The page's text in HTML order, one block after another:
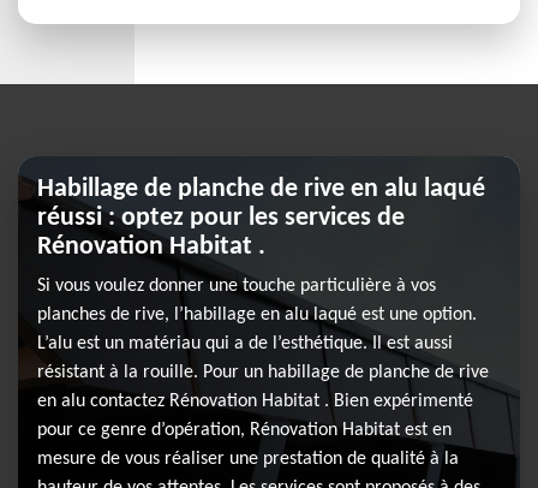
Habillage de planche de rive en alu laqué
réussi : optez pour les services de
Rénovation Habitat .
Si vous voulez donner une touche particulière à vos
planches de rive, l’habillage en alu laqué est une option.
L’alu est un matériau qui a de l’esthétique. Il est aussi
résistant à la rouille. Pour un habillage de planche de rive
en alu contactez Rénovation Habitat . Bien expérimenté
pour ce genre d’opération, Rénovation Habitat est en
mesure de vous réaliser une prestation de qualité à la